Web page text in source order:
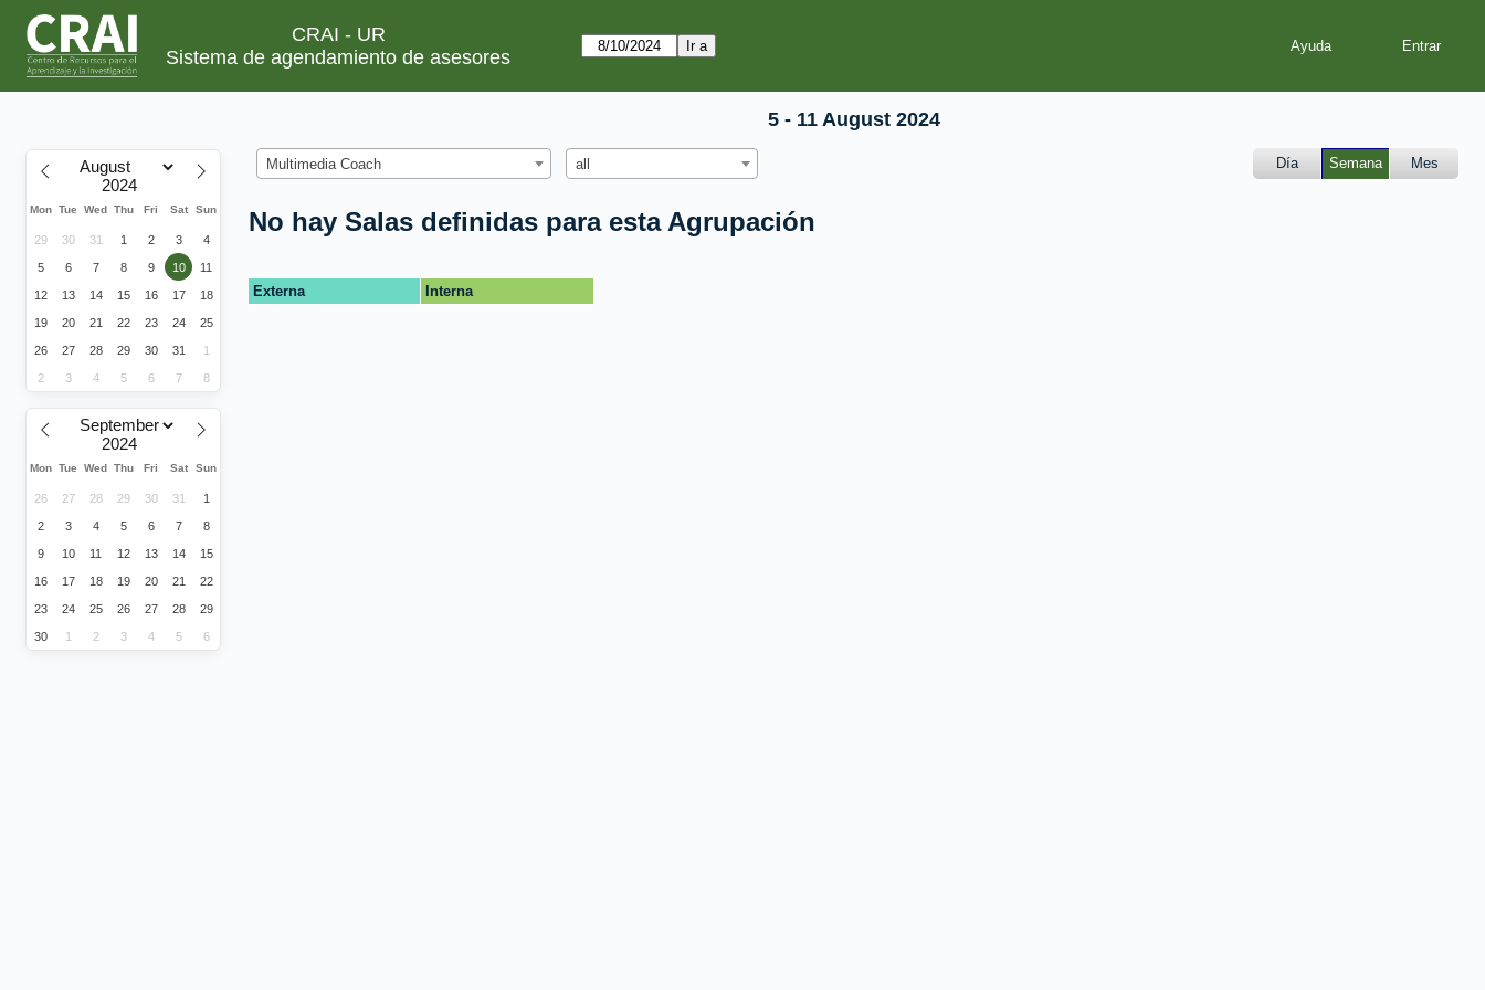
CRAI - UR
Sistema de agendamiento de asesores
Ayuda
Mon Tue Wed Thu Fri Sat Sun
29 30 31 1 2 3 4
5 6 7 8 9 10 11
12 13 14 15 16 17 18
19 20 21 22 23 24 25
26 27 28 29 30 31 1
2 3 4 5 6 7 8
Mon Tue Wed Thu Fri Sat Sun
26 27 28 29 30 31 1
2 3 4 5 6 7 8
9 10 11 12 13 14 15
16 17 18 19 20 21 22
23 24 25 26 27 28 29
30 1 2 3 4 5 6
5 - 11 August 2024
Multimedia Coach all Día Semana Mes
No hay Salas definidas para esta Agrupación
Externa Interna